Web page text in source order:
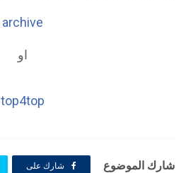
archive
او
top4top
شارك الموضوع شارك على